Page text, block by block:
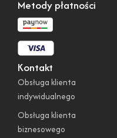
Kontakt
Obsługa klienta
indywidualnego
Obsługa klienta
biznesowego
Metody płatności